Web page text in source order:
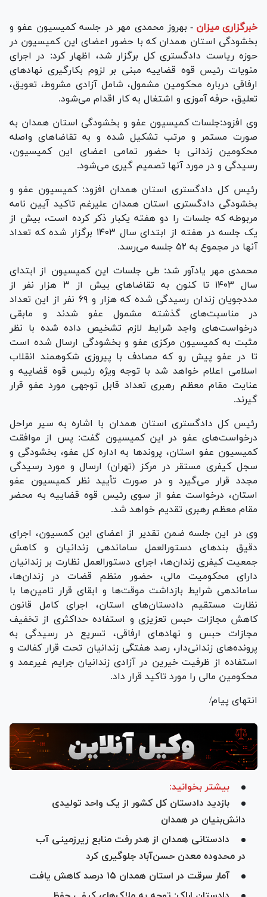
خبرگزاری میزان - بهروز محمدی مهر در جلسه کمیسیون عفو و
بخشودگی استان همدان که با حضور اعضای این کمیسیون در
حوزه ریاست دادگستری کل برگزار شد، اظهار کرد: در اجرای
منویات رئیس قوه قضاییه مبنی بر لزوم بکارگیری نهاد‌های
ارفاقی درباره محکومین مشمول، شامل آزادی مشروط، تعویق،
تعلیق، حرفه آموزی و اشتغال به کار اقدام می‌شود.
وی افزود:جلسات کمیسیون عفو و بخشودگی استان همدان به
صورت مستمر و مرتب تشکیل شده و به تقاضا‌های واصله
محکومین زندانی با حضور تمامی اعضای این کمیسیون،
رسیدگی و در مورد آنها تصمیم گیری می‌شود.
رئیس کل دادگستری استان همدان افزود: کمیسیون عفو و
بخشودگی دادگستری استان همدان علیرغم تاکید آیین نامه
مربوطه که جلسات را دو هفته یکبار ذکر کرده است، بیش از
یک جلسه در هفته از ابتدای سال ۱۴۰۳ برگزار شده که تعداد
آنها در مجموع به ۵۲ جلسه می‌رسد.
محمدی مهر یادآور شد: طی جلسات این کمیسیون از ابتدای
سال ۱۴۰۳ تا کنون به تقاضا‌های بیش از ۳ هزار نفر از
مددجویان زندان رسیدگی شده که هزار و ۶۹ نفر از این تعداد
در مناسبت‌های گذشته مشمول عفو شدند و مابقی
درخواست‌های واجد شرایط لازم تشخیص داده شده با نظر
مثبت به کمیسیون مرکزی عفو و بخشودگی ارسال شده است
تا در عفو پیش رو که مصادف با پیروزی شکوهمند انقلاب
اسلامی اعلام خواهد شد با توجه ویژه رئیس قوه قضاییه و
عنایت مقام معظم رهبری تعداد قابل توجهی مورد عفو قرار
گیرند.
رئیس کل دادگستری استان همدان با اشاره به سیر مراحل
درخواست‌های عفو در این کمیسیون گفت: پس از موافقت
کمیسیون عفو استان، پروند‌ها به اداره کل عفو، بخشودگی و
سجل کیفری مستقر در مرکز (تهران) ارسال و مورد رسیدگی
مجدد قرار می‌گیرد و در صورت تأیید نظر کمیسیون عفو
استان، درخواست عفو از سوی رئیس قوه قضاییه به محضر
مقام معظم رهبری تقدیم خواهد شد.
وی در این جلسه ضمن تقدیر از اعضای این کمسیون، اجرای
دقیق بند‌های دستورالعمل ساماندهی زندانیان و کاهش
جمعیت کیفری زندان‌ها، اجرای دستورالعمل نظارت بر زندانیان
دارای محکومیت مالی، حضور منظم قضات در زندان‌ها،
ساماندهی شرایط بازداشت موقت‌ها و ابقای قرار تامین‌ها با
نظارت مستقیم دادستان‌های استان، اجرای کامل قانون
کاهش مجازات حبس تعزیزی و استفاده حداکثری از تخفیف
مجازات حبس و نهاد‌های ارفاقی، تسریع در رسیدگی به
پرونده‌های زندانی‌دار، رصد هفتگی زندانیان تحت قرار کفالت و
استفاده از ظرفیت خیرین در آزادی زندانیان جرایم غیرعمد و
محکومین مالی را مورد تاکید قرار داد.
انتهای پیام/
بیشتر بخوانید:
بازدید دادستان کل کشور از یک واحد تولیدی
دانش‌بنیان در همدان
دادستانی همدان از هدر رفت منابع زیرزمینی آب
در محدوده معدن حسن‌آباد جلوگیری کرد
آمار سرقت در استان همدان ۱۵ درصد کاهش یافت